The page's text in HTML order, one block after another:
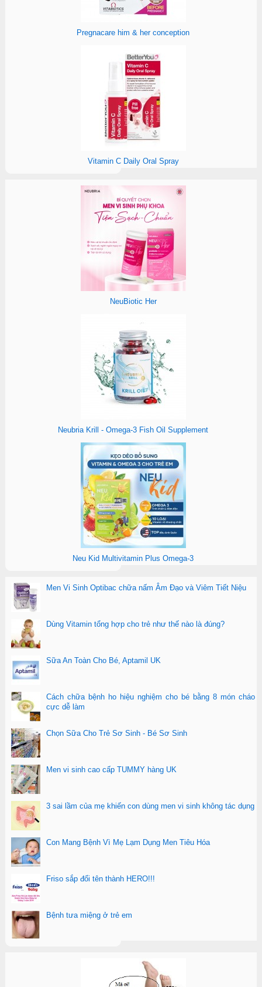
Pregnacare him & her conception
Vitamin C Daily Oral Spray
NeuBiotic Her
Neubria Krill - Omega-3 Fish Oil Supplement
Neu Kid Multivitamin Plus Omega-3
Men Vi Sinh Optibac chữa nấm Âm Đạo và Viêm Tiết Niệu
Dùng Vitamin tổng hợp cho trẻ như thế nào là đúng?
Sữa An Toàn Cho Bé, Aptamil UK
Cách chữa bệnh ho hiệu nghiệm cho bé bằng 8 món cháo
cực dễ làm
Chọn Sữa Cho Trẻ Sơ Sinh - Bé Sơ Sinh
Men vi sinh cao cấp TUMMY hàng UK
3 sai lầm của mẹ khiến con dùng men vi sinh không tác dụng
Con Mang Bệnh Vì Mẹ Lạm Dụng Men Tiêu Hóa
Friso sắp đổi tên thành HERO!!!
Bệnh tưa miệng ở trẻ em